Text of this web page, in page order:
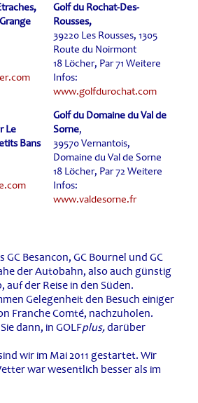
Golf du Rochat-Des-
Rousses,
39220 Les Rousses, 1305
Route du Noirmont
18 Löcher, Par 71 Weitere
Infos:
www.golfdurochat.com
Le
Bans
Golf du Domaine du Val de
Sorne,
39570 Vernantois,
Domaine du Val de Sorne
18 Löcher, Par 72 Weitere
Infos:
www.valdesorne.fr
GC Besancon, GC Bournel und GC
der Autobahn, also auch günstig
auf der Reise in den Süden.
Gelegenheit den Besuch einiger
Franche Comté, nachzuholen.
dann, in GOLFplus,darüber
wir im Mai 2011 gestartet. Wir
war wesentlich besser als im